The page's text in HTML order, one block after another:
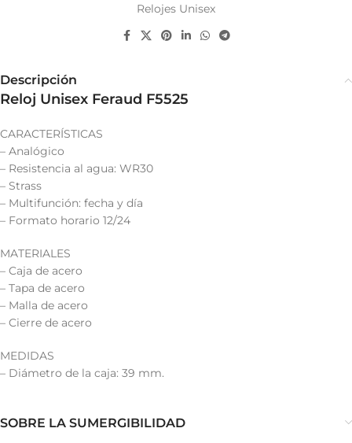
Relojes Unisex
Descripción
Reloj Unisex Feraud F5525
CARACTERÍSTICAS
– Analógico
– Resistencia al agua: WR30
– Strass
– Multifunción: fecha y día
– Formato horario 12/24
MATERIALES
– Caja de acero
– Tapa de acero
– Malla de acero
– Cierre de acero
MEDIDAS
– Diámetro de la caja: 39 mm.
SOBRE LA SUMERGIBILIDAD